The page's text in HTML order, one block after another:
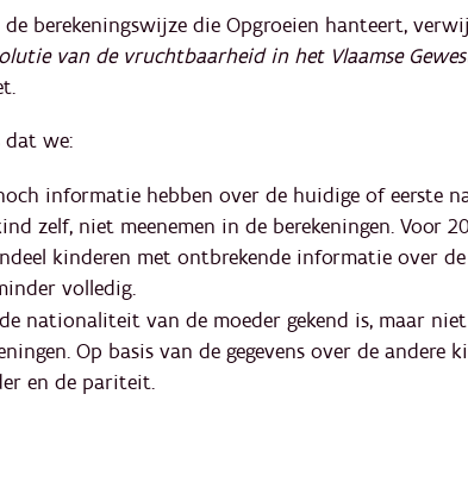
berekeningswijze die Opgroeien hanteert,
van de vruchtbaarheid in het Vlaamse
we:
informatie hebben over de huidige of eerste
zelf, niet meenemen in de berekeningen. Voor
kinderen met ontbrekende informatie over
volledig.
nationaliteit van de moeder gekend is, maar
Op basis van de gegevens over de
en de pariteit.